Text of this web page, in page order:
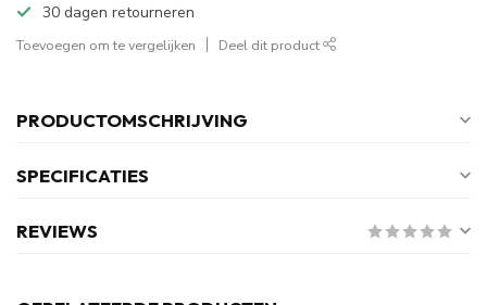
30 dagen retourneren
Toevoegen om te vergelijken Deel dit product
PRODUCTOMSCHRIJVING
SPECIFICATIES
REVIEWS